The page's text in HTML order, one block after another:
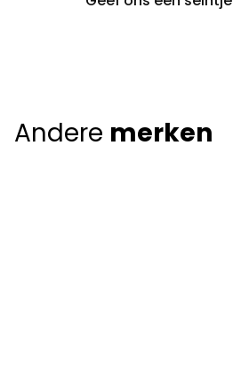
Andere merken